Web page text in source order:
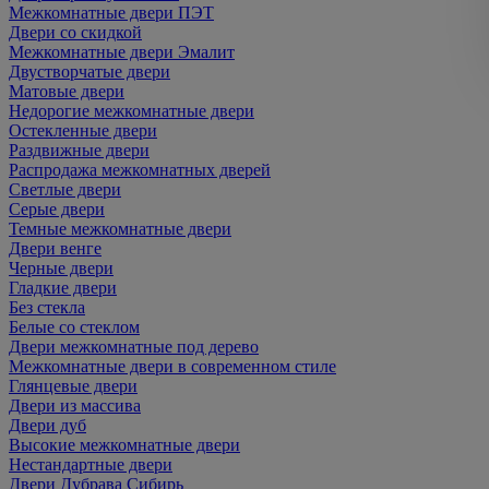
Межкомнатные двери ПЭТ
Двери со скидкой
Межкомнатные двери Эмалит
Двустворчатые двери
Матовые двери
Недорогие межкомнатные двери
Остекленные двери
Раздвижные двери
Распродажа межкомнатных дверей
Светлые двери
Серые двери
Темные межкомнатные двери
Двери венге
Черные двери
Гладкие двери
Без стекла
Белые со стеклом
Двери межкомнатные под дерево
Межкомнатные двери в современном стиле
Глянцевые двери
Двери из массива
Двери дуб
Высокие межкомнатные двери
Нестандартные двери
Двери Дубрава Сибирь